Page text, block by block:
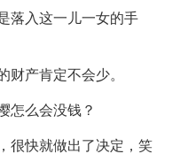
落入这一儿一女的手
财产肯定不会少。
怎么会没钱？
很快就做出了决定，笑